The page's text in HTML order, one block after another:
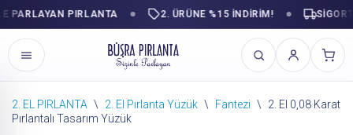
PIRLANTA 2. ÜRÜNE %15 İNDİRİM!
İçeriğe
2. EL PIRLANTA \ 2. El Pırlanta Yüzük \ Fantezi \
2. El 0,08 Karat
Pırlantalı Tasarım Yüzük